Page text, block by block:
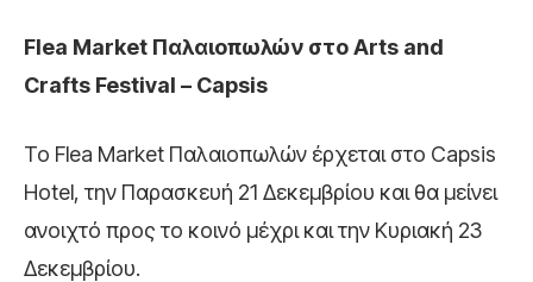
Flea Market Παλαιοπωλών στο Arts and
Crafts Festival – Capsis
To Flea Market Παλαιοπωλών έρχεται στο Capsis
Hotel, την Παρασκευή 21 Δεκεμβρίου και θα μείνει
ανοιχτό προς το κοινό μέχρι και την Κυριακή 23
Δεκεμβρίου.